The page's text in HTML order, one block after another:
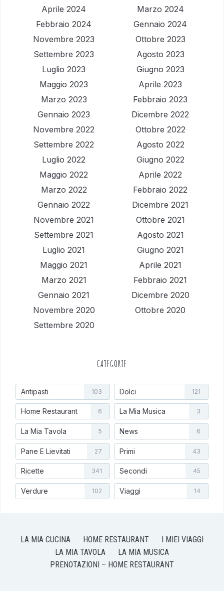
Aprile 2024
Marzo 2024
Febbraio 2024
Gennaio 2024
Novembre 2023
Ottobre 2023
Settembre 2023
Agosto 2023
Luglio 2023
Giugno 2023
Maggio 2023
Aprile 2023
Marzo 2023
Febbraio 2023
Gennaio 2023
Dicembre 2022
Novembre 2022
Ottobre 2022
Settembre 2022
Agosto 2022
Luglio 2022
Giugno 2022
Maggio 2022
Aprile 2022
Marzo 2022
Febbraio 2022
Gennaio 2022
Dicembre 2021
Novembre 2021
Ottobre 2021
Settembre 2021
Agosto 2021
Luglio 2021
Giugno 2021
Maggio 2021
Aprile 2021
Marzo 2021
Febbraio 2021
Gennaio 2021
Dicembre 2020
Novembre 2020
Ottobre 2020
Settembre 2020
CATEGORIE
Antipasti 103 Dolci 121
Home Restaurant 6 La Mia Musica 3
La Mia Tavola 5 News 6
Pane E Lievitati 27 Primi 43
Ricette 341 Secondi 45
Verdure 102 Viaggi 14
LA MIA CUCINA HOME RESTAURANT
I MIEI VIAGGI
LA MIA TAVOLA
LA MIA MUSICA
PRENOTAZIONI – HOME RESTAURANT